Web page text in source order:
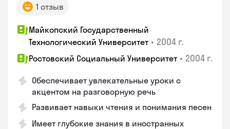
1 отзыв
Майкопский Государственный
Технологический Университет • 2004 г.
Ростовский Социальный Университет • 2004 г.
Обеспечивает увлекательные уроки с
акцентом на разговорную речь
Развивает навыки чтения и понимания песен
Имеет глубокие знания в иностранных